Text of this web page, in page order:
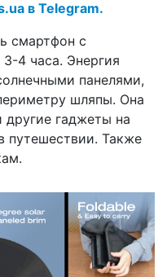
в Telegram.
смартфон с
4 часа. Энергия
панелями,
шляпы. Она
гаджеты на
путешествии. Также